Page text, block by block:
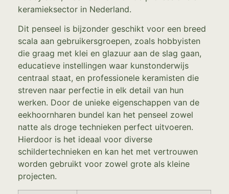
keramieksector in Nederland.
Dit penseel is bijzonder geschikt voor een breed
scala aan gebruikersgroepen, zoals hobbyisten
die graag met klei en glazuur aan de slag gaan,
educatieve instellingen waar kunstonderwijs
centraal staat, en professionele keramisten die
streven naar perfectie in elk detail van hun
werken. Door de unieke eigenschappen van de
eekhoornharen bundel kan het penseel zowel
natte als droge technieken perfect uitvoeren.
Hierdoor is het ideaal voor diverse
schildertechnieken en kan het met vertrouwen
worden gebruikt voor zowel grote als kleine
projecten.